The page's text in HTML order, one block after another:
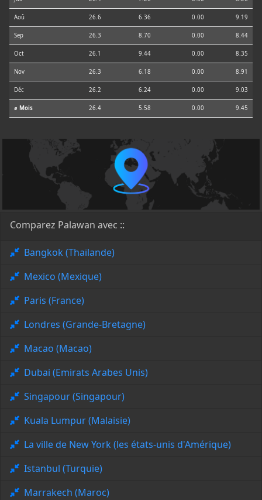
Aoû 26.6 6.36 0.00 9.19
Sep 26.3 8.70 0.00 8.44
Oct 26.1 9.44 0.00 8.35
Nov 26.3 6.18 0.00 8.91
Déc 26.2 6.24 0.00 9.03
⌀ Mois 26.4 5.58 0.00 9.45
Comparez Palawan avec ::
Bangkok (Thaïlande)
Mexico (Mexique)
Paris (France)
Londres (Grande-Bretagne)
Macao (Macao)
Dubai (Emirats Arabes Unis)
Singapour (Singapour)
Kuala Lumpur (Malaisie)
La ville de New York (les états-unis d'Amérique)
Istanbul (Turquie)
Marrakech (Maroc)